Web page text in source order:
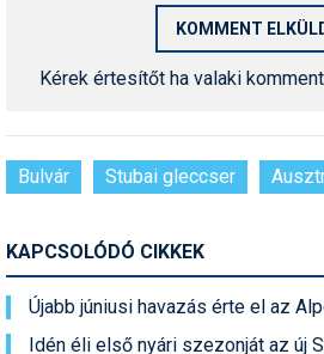
Sportorvos
Szakértők
Szótárak
Kérek értesítőt ha valaki
Bulvár Stubai gleccser
KAPCSOLÓDÓ CIKKEK
Újabb júniusi havazás érte el az
Idén éli első nyári szezonját az új